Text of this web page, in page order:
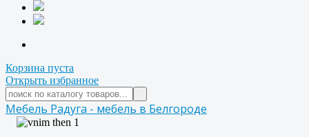
Корзина пуста
Открыть избранное
Мебель Радуга - мебель в Белгороде